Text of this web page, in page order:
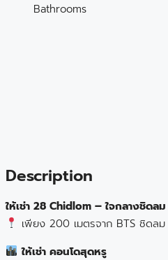
Bathrooms
Description
ให้เช่า 28 Chidlom – ใจกลางชิดล
เพียง 200 เมตรจาก BTS ชิดล
ให้เช่า คอนโดสุดหรู